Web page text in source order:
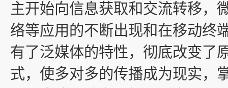
主开始向信息获取和交流转移，
络等应用的不断出现和在移动终
有了泛媒体的特性，彻底改变了
式，使多对多的传播成为现实，